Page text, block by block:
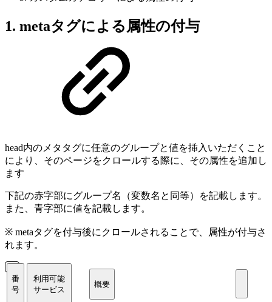
1. metaタグによる属性の付与
head内のメタタグに任意のグループと値を挿入いただくこと
により、そのページをクロールする際に、その属性を追加し
ます
下記の赤字部にグループ名（変数名と同等）を記載します。
また、青字部に値を記載します。
※ metaタグを付与後にクロールされることで、属性が付与さ
れます。
番
号
利用可能
サービス
概要